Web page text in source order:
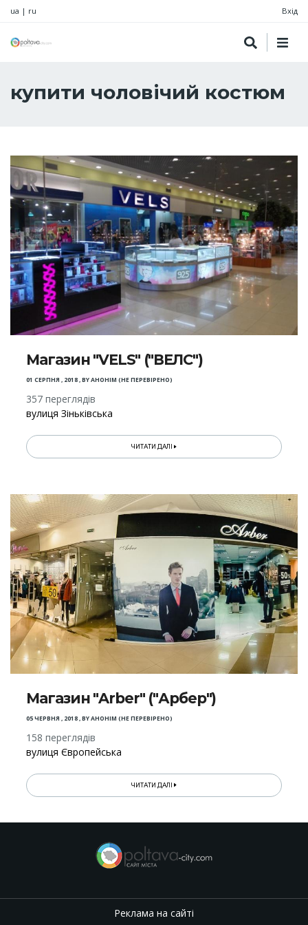
ua | ru Вхід
купити чоловічий костюм
Магазин "VELS" ("ВЕЛС")
01 СЕРПНЯ , 2018,BYАНОНІМ (НЕ ПЕРЕВІРЕНО)
357 переглядів
вулиця Зіньківська
ЧИТАТИ ДАЛІ
Магазин "Arber" ("Арбер")
05 ЧЕРВНЯ , 2018,BYАНОНІМ (НЕ ПЕРЕВІРЕНО)
158 переглядів
вулиця Європейська
ЧИТАТИ ДАЛІ
Реклама на сайті